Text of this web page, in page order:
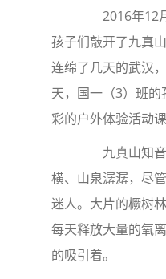
2016年12月
孩子们敲开了九真
连绵了几天的武汉
天，国一（3）班
彩的户外体验活动课
九真山知音
横、山泉潺潺，尽
迷人。大片的橛树
每天释放大量的氧
的吸引着。